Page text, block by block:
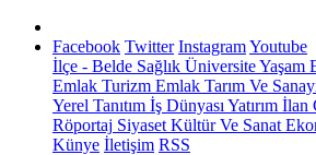
Facebook Twitter InstagramYoutube
İlçe - Belde Sağlık ÜniversiteYaşam
Emlak Turizm Emlak Tarım Ve
Yerel Tanıtım İş Dünyası Yatırım İlan
Röportaj Siyaset Kültür Ve Sanat
Künye İletişim RSS